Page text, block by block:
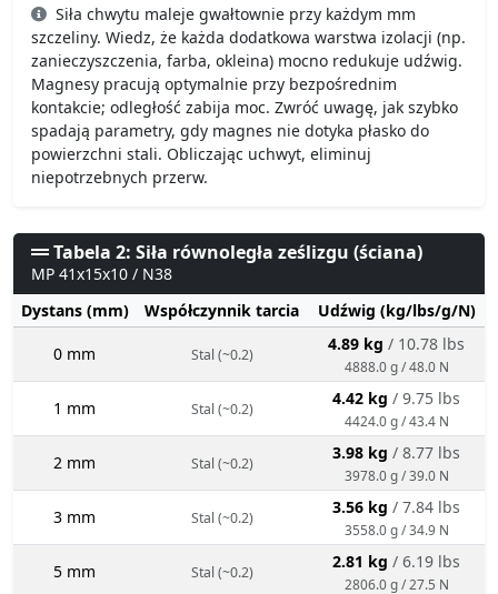
Siła chwytu maleje gwałtownie przy każdym mm
szczeliny. Wiedz, że każda dodatkowa warstwa izolacji (np.
zanieczyszczenia, farba, okleina) mocno redukuje udźwig.
Magnesy pracują optymalnie przy bezpośrednim
kontakcie; odległość zabija moc. Zwróć uwagę, jak szybko
spadają parametry, gdy magnes nie dotyka płasko do
powierzchni stali. Obliczając uchwyt, eliminuj
niepotrzebnych przerw.
Tabela 2: Siła równoległa ześlizgu (ściana)
MP 41x15x10 / N38
Dystans (mm)
Współczynnik tarcia Udźwig (kg/lbs/g/N)
0 mm Stal (~0.2)
4.89 kg / 10.78 lbs
4888.0 g / 48.0 N
1 mm Stal (~0.2)
4.42 kg / 9.75 lbs
4424.0 g / 43.4 N
2 mm Stal (~0.2)
3.98 kg / 8.77 lbs
3978.0 g / 39.0 N
3 mm Stal (~0.2)
3.56 kg / 7.84 lbs
3558.0 g / 34.9 N
5 mm Stal (~0.2)
2.81 kg / 6.19 lbs
2806.0 g / 27.5 N